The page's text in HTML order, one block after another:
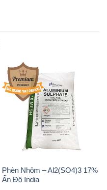
Phèn Nhôm – Al2(SO4)3 17%
Ấn Độ India